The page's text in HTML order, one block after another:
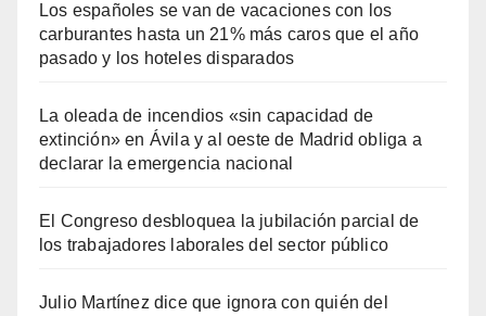
Los españoles se van de vacaciones con los
carburantes hasta un 21% más caros que el año
pasado y los hoteles disparados
La oleada de incendios «sin capacidad de
extinción» en Ávila y al oeste de Madrid obliga a
declarar la emergencia nacional
El Congreso desbloquea la jubilación parcial de
los trabajadores laborales del sector público
Julio Martínez dice que ignora con quién del